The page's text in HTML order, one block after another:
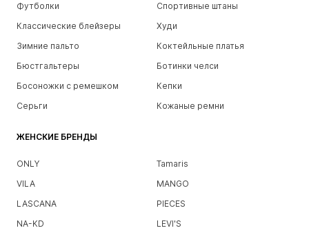
Футболки
Спортивные штаны
Классические блейзеры
Худи
Зимние пальто
Коктейльные платья
Бюстгальтеры
Ботинки челси
Босоножки с ремешком
Кепки
Серьги
Кожаные ремни
ЖЕНСКИЕ БРЕНДЫ
ONLY
Tamaris
VILA
MANGO
LASCANA
PIECES
NA-KD
LEVI'S